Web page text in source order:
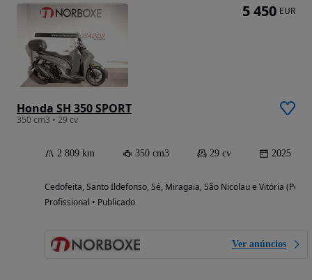
Honda SH 350 SPORT
350 cm3 • 29 cv
2 809 km 350 cm3 29 cv 2025
Cedofeita, Santo Ildefonso, Sé, Miragaia, São Nicolau e Vitória (Porto)
Profissional • Publicado
Ver anúncios
5 450 EUR